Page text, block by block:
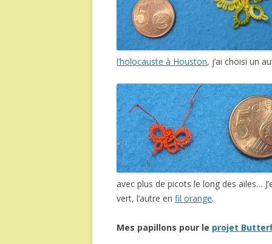
l’holocauste à Houston, j’ai choisi un
avec plus de picots le long des ailes…
vert, l’autre en fil orange.
Mes papillons pour le projet